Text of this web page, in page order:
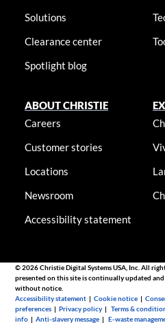
Solutions
Clearance center
Spotlight blog
ABOUT CHRISTIE
Careers
Customer stories
Locations
Newsroom
Accessibility statement
© 2026 Christie Digital Systems USA, Inc. All
presented on this site is continually updated
without notice.
Accessibility statement |Cookie notice |
preferences |Privacy policy |Terms &
info |Anti-slavery message |E-waste